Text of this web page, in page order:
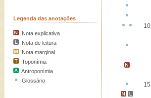
Legenda das anotações
Nota explicativa
Nota de leitura
Nota marginal
Toponímia
Antroponímia
Glossário
10
15